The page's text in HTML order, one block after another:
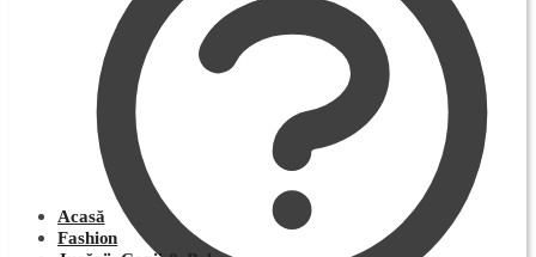
Acasă
Fashion